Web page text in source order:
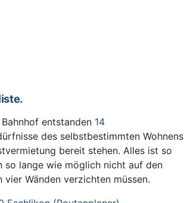
entstanden 14
des selbstbestimmten Wohnens
bereit stehen. Alles ist so
so lange wie möglich nicht auf den
Wänden verzichten müssen.